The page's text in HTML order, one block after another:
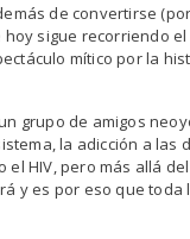
de convertirse
sigue recorriendo
mítico por la
grupo de amigos
la adicción a las
el HIV, pero más allá
y es por eso que toda